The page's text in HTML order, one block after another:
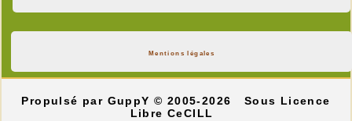
Mentions légales
Propulsé par GuppY© 2005-2026
Sous Licence
Libre CeCILL